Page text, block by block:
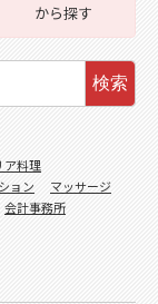
から探す
検索
ア料理
ョン
マッサージ
会計事務所